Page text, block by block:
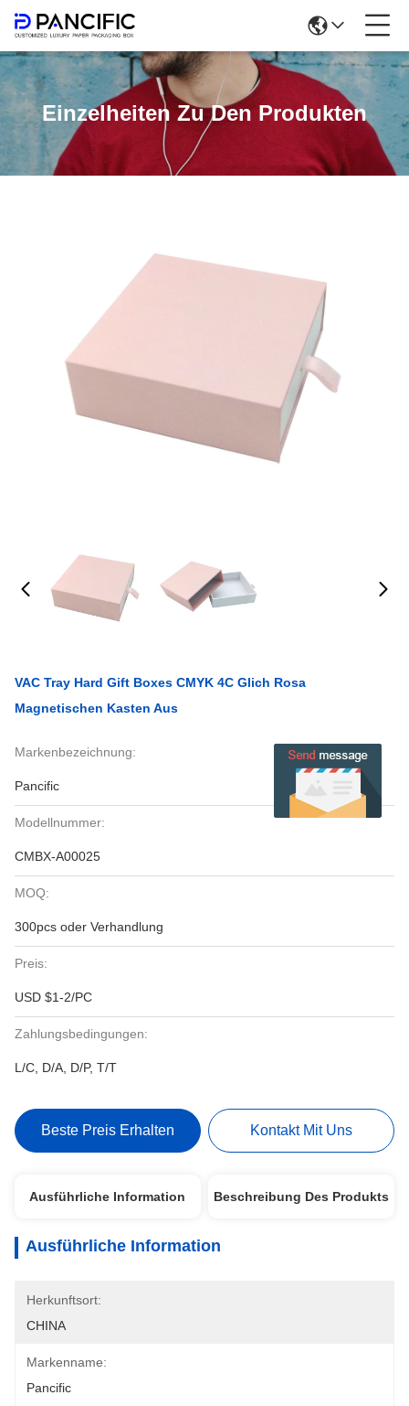
Einzelheiten Zu Den Produkten
VAC Tray Hard Gift Boxes CMYK 4C Glich Rosa
Magnetischen Kasten Aus
Markenbezeichnung:
Pancific
Modellnummer:
CMBX-A00025
MOQ:
300pcs oder Verhandlung
Preis:
USD $1-2/PC
Zahlungsbedingungen:
L/C, D/A, D/P, T/T
Beste Preis Erhalten Kontakt Mit Uns
Ausführliche Information Beschreibung Des Produkts
Ausführliche Information
Herkunftsort:
CHINA
Markenname:
Pancific